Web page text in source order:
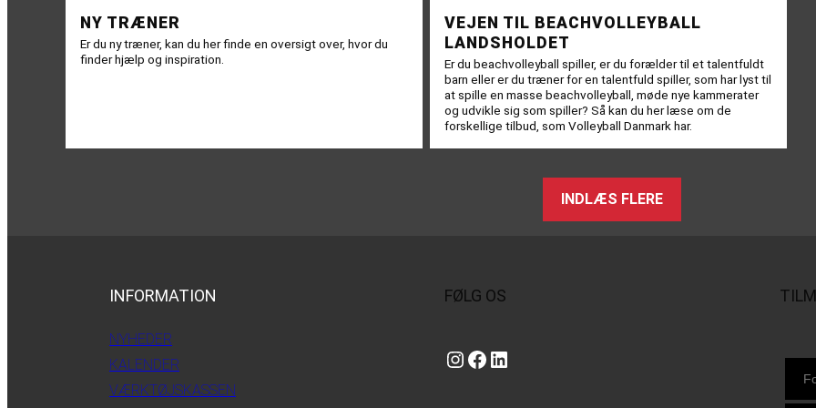
NY TRÆNER
Er du ny træner, kan du her finde en oversigt over, hvor du
finder hjælp og inspiration.
VEJEN TIL BEACHVOLLEYBALL
LANDSHOLDET
Er du beachvolleyball spiller, er du forælder til et talentfuldt
barn eller er du træner for en talentfuld spiller, som har lyst til
at spille en masse beachvolleyball, møde nye kammerater
og udvikle sig som spiller? Så kan du her læse om de
forskellige tilbud, som Volleyball Danmark har.
INDLÆS FLERE
INFORMATION
NYHEDER
KALENDER
VÆRKTØJSKASSEN
FØLG OS
Instagram https://www.facebook.com/danishbeachvolleytour LinkedIn